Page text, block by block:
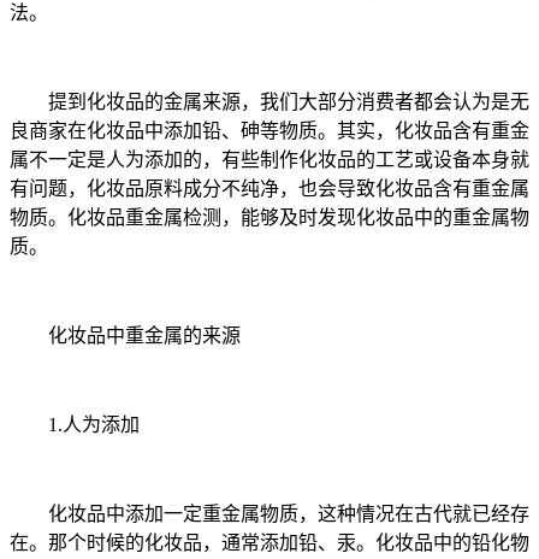
法。
提到化妆品的金属来源，我们大部分消费者都会认为是无
良商家在化妆品中添加铅、砷等物质。其实，化妆品含有重金
属不一定是人为添加的，有些制作化妆品的工艺或设备本身就
有问题，化妆品原料成分不纯净，也会导致化妆品含有重金属
物质。化妆品重金属检测，能够及时发现化妆品中的重金属物
质。
化妆品中重金属的来源
1.人为添加
化妆品中添加一定重金属物质，这种情况在古代就已经存
在。那个时候的化妆品，通常添加铅、汞。化妆品中的铅化物